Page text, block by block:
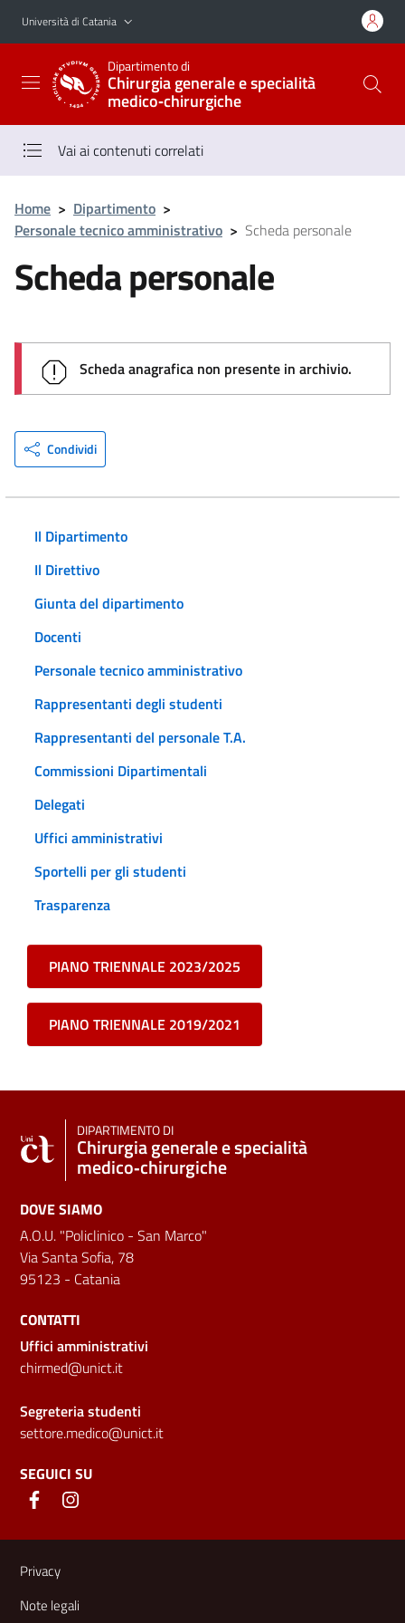
Vai al contenuto principale
Vai al menu di navigazione
Università di Catania
Dipartimento di
Chirurgia generale e specialità
medico‑chirurgiche
Vai ai contenuti correlati
Home > Dipartimento >
Personale tecnico amministrativo > Scheda personale
Scheda personale
Scheda anagrafica non presente in archivio.
Condividi
Il Dipartimento
Il Direttivo
Giunta del dipartimento
Docenti
Personale tecnico amministrativo
Rappresentanti degli studenti
Rappresentanti del personale T.A.
Commissioni Dipartimentali
Delegati
Uffici amministrativi
Sportelli per gli studenti
Trasparenza
PIANO TRIENNALE 2023/2025
PIANO TRIENNALE 2019/2021
DIPARTIMENTO DI
Chirurgia generale e specialità
medico‑chirurgiche
DOVE SIAMO
A.O.U. "Policlinico - San Marco"
Via Santa Sofia, 78
95123 - Catania
CONTATTI
Uffici amministrativi
chirmed@unict.it
Segreteria studenti
settore.medico@unict.it
SEGUICI SU
Link e informazioni utili
Privacy
Note legali